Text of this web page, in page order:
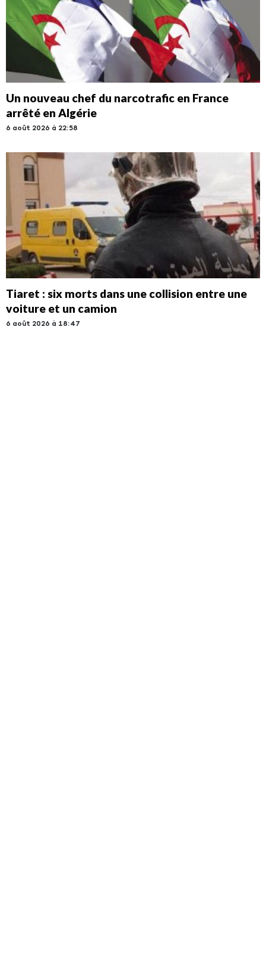
Un nouveau chef du narcotrafic en France
arrêté en Algérie
6 août 2026 à 22:58
Tiaret : six morts dans une collision entre une
voiture et un camion
6 août 2026 à 18:47